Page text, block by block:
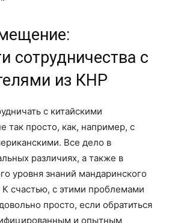
сотрудничества с
из КНР
с китайскими
так просто, как, например, с
Все дело в
различиях, а также в
уровня знаний мандаринского
К счастью, с этими проблемами
просто, если обратиться
и опытным